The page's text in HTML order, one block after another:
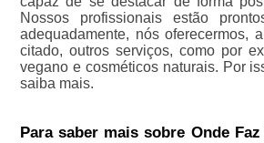
Nossos profissionais estão
adequadamente, nós oferecermos,
citado, outros serviços, como por
vegano e cosméticos naturais. Por
saiba mais.
Para saber mais sobre Onde